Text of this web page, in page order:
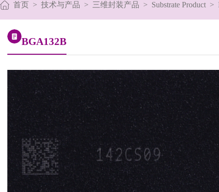
首页 > 技术与产品 > 三维封装产品 > Substrate Product >
BGA132B